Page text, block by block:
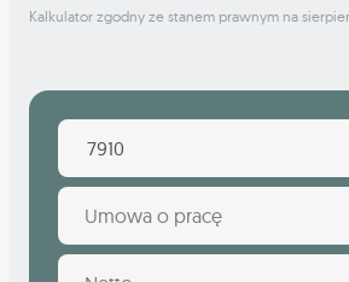
Kalkulator zgodny ze stanem prawnym na
Umowa o pracę